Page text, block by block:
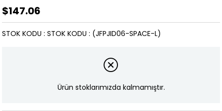
$147.06
(JFPJID06-SPACE-L)
STOK KODU STOK KODU
Ürün stoklarımızda kalmamıştır.